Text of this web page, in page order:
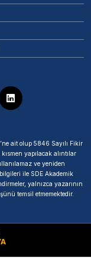
ait olup 5846 Sayılı Fikir
yapılacak alıntılar
ve yeniden
ile SDE Akademik
yalnızca yazarının
temsil etmemektedir.